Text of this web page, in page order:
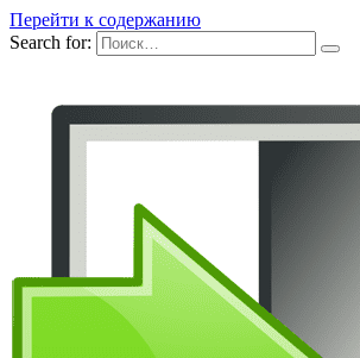
Перейти к содержанию
Search for: